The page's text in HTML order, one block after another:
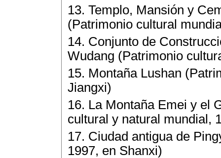
13. Templo, Mansión y
(Patrimonio cultural
14. Conjunto de
Wudang (Patrimonio
15. Montaña Lushan
Jiangxi)
16. La Montaña Emei y el
cultural y natural mundial,
17. Ciudad antigua de
1997, en Shanxi)